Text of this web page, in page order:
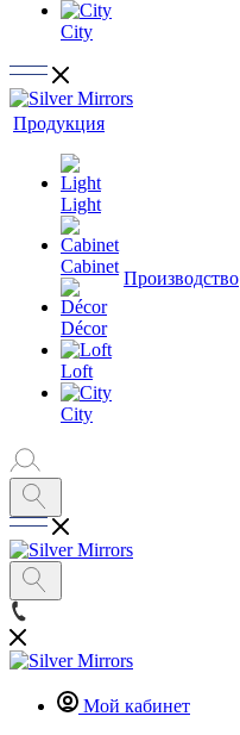
City
Продукция
Light
Cabinet
Décor
Loft
City
Производство
Мой кабинет